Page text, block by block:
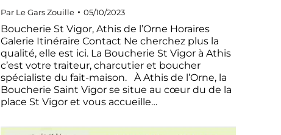
Par Le Gars Zouille 05/10/2023
Boucherie St Vigor, Athis de l’Orne Horaires
Galerie Itinéraire Contact Ne cherchez plus la
qualité, elle est ici. La Boucherie St Vigor à Athis
c’est votre traiteur, charcutier et boucher
spécialiste du fait-maison. À Athis de l’Orne, la
Boucherie Saint Vigor se situe au cœur du de la
place St Vigor et vous accueille…